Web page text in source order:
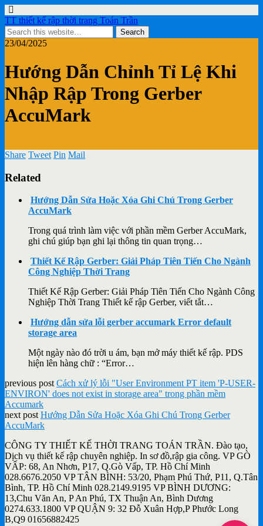
TT thiết kế rập thời trang Toán Trần
23/04/2025
Hướng Dẫn Chỉnh Tỉ Lệ Khi
Nhập Rập Trong Gerber
AccuMark
Share Tweet Pin Mail
Related
Hướng Dẫn Sửa Hoặc Xóa Ghi Chú Trong Gerber
AccuMark
Trong quá trình làm việc với phần mềm Gerber AccuMark,
ghi chú giúp bạn ghi lại thông tin quan trọng…
Thiết Kế Rập Gerber: Giải Pháp Tiên Tiến Cho Ngành
Công Nghiệp Thời Trang
Thiết Kế Rập Gerber: Giải Pháp Tiên Tiến Cho Ngành Công
Nghiệp Thời Trang Thiết kế rập Gerber, viết tắt…
Hướng dẫn sửa lỗi gerber accumark Error default
storage area
Một ngày nào đó trời u ám, bạn mở máy thiết kế rập. PDS
hiện lên hàng chữ : “Error…
previous post Cách xử lý lỗi "User Environment PT item 'P-USER-
ENVIRON' does not exist in storage area" trong phần mềm
Accumark
next post Hướng Dẫn Sửa Hoặc Xóa Ghi Chú Trong Gerber
AccuMark
CÔNG TY THIẾT KẾ THỜI TRANG TOÁN TRẦN. Đào tạo,
Dịch vụ thiết kế rập chuyên nghiệp. In sơ đồ,rập gia công. VP GÒ
VẤP: 68, An Nhơn, P17, Q.Gò Vấp, TP. Hồ Chí Minh
028.6676.2050 VP TÂN BÌNH: 53/20, Phạm Phú Thứ, P11, Q.Tân
Bình, TP. Hồ Chí Minh 028.2149.9195 VP BÌNH DƯƠNG:
13,Chu Văn An, P An Phú, TX Thuận An, Bình Dương
0274.633.1800 VP QUẬN 9: 32 Đỗ Xuân Hợp,P Phước Long
B,Q9 01656882425